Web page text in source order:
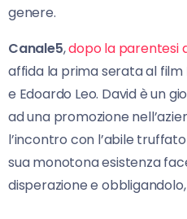
genere.
Canale5,dopo la parentesi
affida la prima serata al film
e Edoardo Leo. David è un
ad una promozione
l’incontro con l’abile
sua monotona esistenza
disperazione e